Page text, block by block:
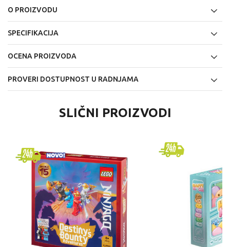
O PROIZVODU
SPECIFIKACIJA
OCENA PROIZVODA
PROVERI DOSTUPNOST U RADNJAMA
SLIČNI PROIZVODI